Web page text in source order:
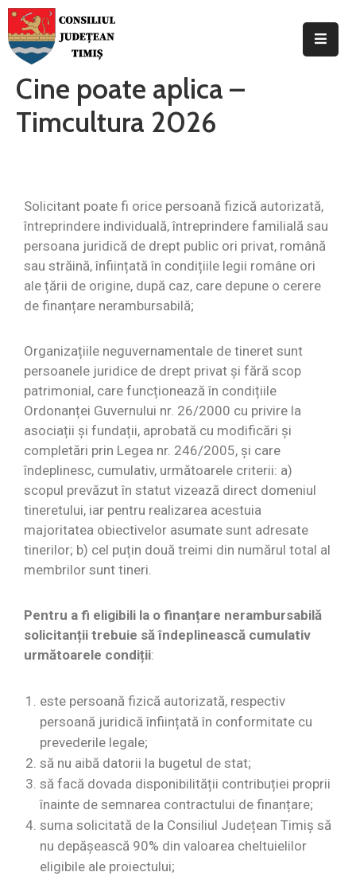
disponibil
poate
aplica?
Cheltuieli
eligibile
Ce
frecvente
Cine poate aplica –
Timcultura 2026
Solicitant poate fi orice persoană fizică autorizată,
întreprindere individuală, întreprindere familială sau
persoana juridică de drept public ori privat, română
sau străină, înființată în condițiile legii române ori
ale țării de origine, după caz, care depune o cerere
de finanțare nerambursabilă;
Organizațiile neguvernamentale de tineret sunt
persoanele juridice de drept privat şi fără scop
patrimonial, care funcționează în condițiile
Ordonanței Guvernului nr. 26/2000 cu privire la
asociații şi fundații, aprobată cu modificări şi
completări prin Legea nr. 246/2005, şi care
îndeplinesc, cumulativ, următoarele criterii: a)
scopul prevăzut în statut vizează direct domeniul
tineretului, iar pentru realizarea acestuia
majoritatea obiectivelor asumate sunt adresate
tinerilor; b) cel puțin două treimi din numărul total al
membrilor sunt tineri.
Pentru a fi eligibili la o finanțare nerambursabilă
solicitanții trebuie să îndeplinească cumulativ
următoarele condiții:
este persoană fizică autorizată, respectiv
persoană juridică înființată în conformitate cu
prevederile legale;
să nu aibă datorii la bugetul de stat;
să facă dovada disponibilității contribuției proprii
înainte de semnarea contractului de finanțare;
suma solicitată de la Consiliul Județean Timiș să
nu depășească 90% din valoarea cheltuielilor
eligibile ale proiectului;